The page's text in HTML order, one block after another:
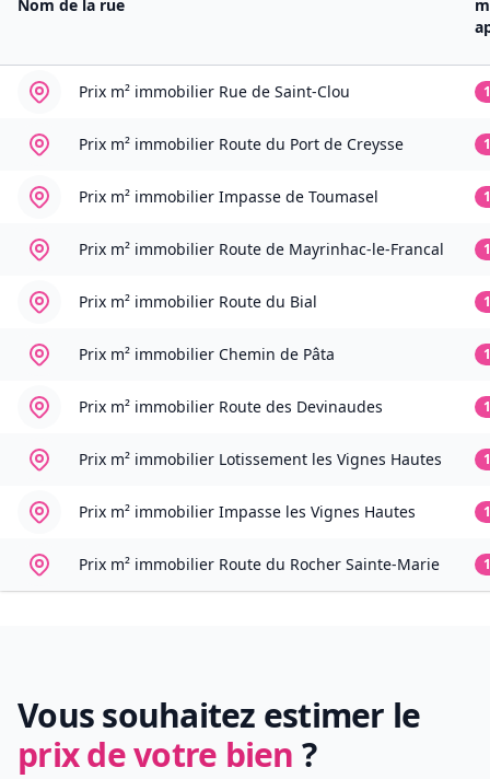
Nom de la rue
Prix m² immobilier Rue de Saint-Clou
Prix m² immobilier Route du Port de Creysse
Prix m² immobilier Impasse de Toumasel
Prix m² immobilier Route de Mayrinhac-le-Francal
Prix m² immobilier Route du Bial
Prix m² immobilier Chemin de Pâta
Prix m² immobilier Route des Devinaudes
Prix m² immobilier Lotissement les Vignes Hautes
Prix m² immobilier Impasse les Vignes Hautes
Prix m² immobilier Route du Rocher Sainte-Marie
Vous souhaitez estimer le
prix de votre bien ?